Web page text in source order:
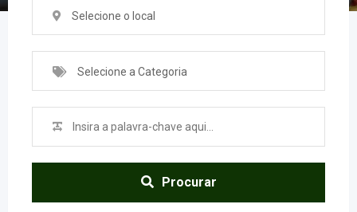
Selecione o local
Selecione a Categoria
Procurar